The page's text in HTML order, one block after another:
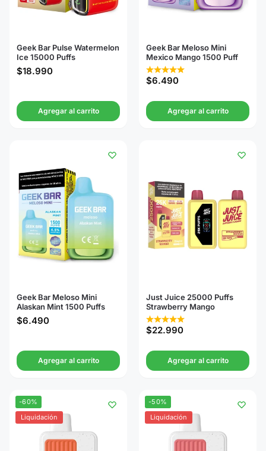
Geek Bar Pulse Watermelon
Ice 15000 Puffs
$18.990
Agregar al carrito
Geek Bar Meloso Mini
Mexico Mango 1500 Puff
$6.490
Agregar al carrito
Geek Bar Meloso Mini
Alaskan Mint 1500 Puffs
$6.490
Agregar al carrito
Just Juice 25000 Puffs
Strawberry Mango
$22.990
Agregar al carrito
-60%
Liquidación
-50%
Liquidación